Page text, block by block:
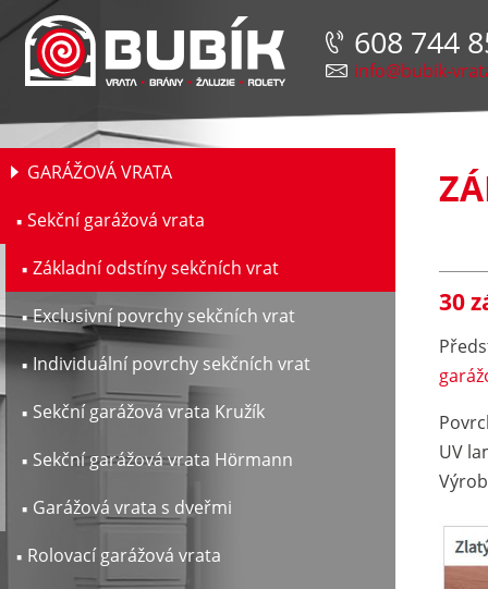
608 744
info@bubik-
GARÁŽOVÁ VRATA
Sekční garážová vrata
Základní odstíny sekčních vrat
Exclusivní povrchy sekčních vrat
Individuální povrchy sekčních vrat
Sekční garážová vrata Kružík
Sekční garážová vrata Hörmann
Garážová vrata s dveřmi
Rolovací garážová vrata
30
UV